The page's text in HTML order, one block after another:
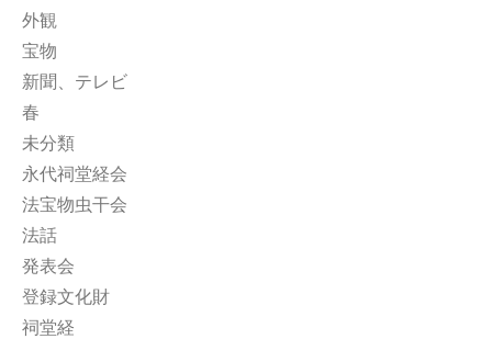
外観
宝物
新聞、テレビ
春
未分類
永代祠堂経会
法宝物虫干会
法話
発表会
登録文化財
祠堂経